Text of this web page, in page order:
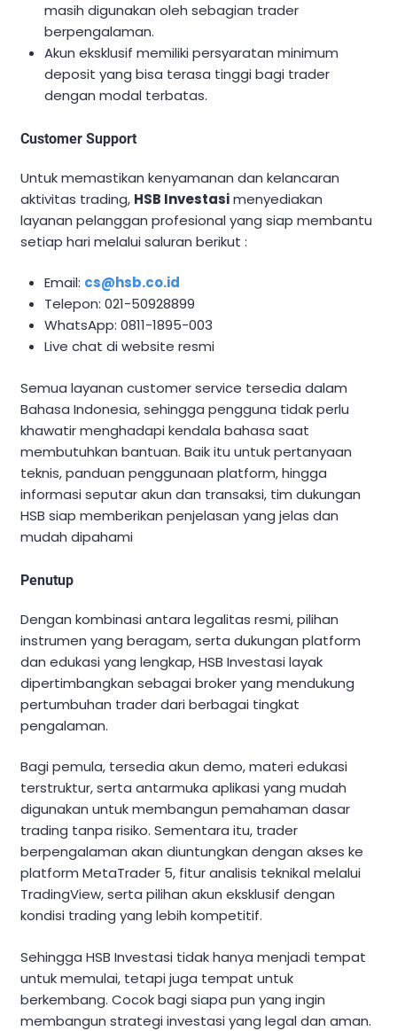
masih digunakan oleh sebagian trader
berpengalaman.
Akun eksklusif memiliki persyaratan minimum
deposit yang bisa terasa tinggi bagi trader
dengan modal terbatas.
Customer Support
Untuk memastikan kenyamanan dan kelancaran
aktivitas trading, HSB Investasimenyediakan
layanan pelanggan profesional yang siap membantu
setiap hari melalui saluran berikut :
Email: cs@hsb.co.id
Telepon: 021-50928899
WhatsApp: 0811-1895-003
Live chat di website resmi
Semua layanan customer service tersedia dalam
Bahasa Indonesia, sehingga pengguna tidak perlu
khawatir menghadapi kendala bahasa saat
membutuhkan bantuan. Baik itu untuk pertanyaan
teknis, panduan penggunaan platform, hingga
informasi seputar akun dan transaksi, tim dukungan
HSB siap memberikan penjelasan yang jelas dan
mudah dipahami
Penutup
Dengan kombinasi antara legalitas resmi, pilihan
instrumen yang beragam, serta dukungan platform
dan edukasi yang lengkap, HSB Investasi layak
dipertimbangkan sebagai broker yang mendukung
pertumbuhan trader dari berbagai tingkat
pengalaman.
Bagi pemula, tersedia akun demo, materi edukasi
terstruktur, serta antarmuka aplikasi yang mudah
digunakan untuk membangun pemahaman dasar
trading tanpa risiko. Sementara itu, trader
berpengalaman akan diuntungkan dengan akses ke
platform MetaTrader 5, fitur analisis teknikal melalui
TradingView, serta pilihan akun eksklusif dengan
kondisi trading yang lebih kompetitif.
Sehingga HSB Investasi tidak hanya menjadi tempat
untuk memulai, tetapi juga tempat untuk
berkembang. Cocok bagi siapa pun yang ingin
membangun strategi investasi yang legal dan aman.